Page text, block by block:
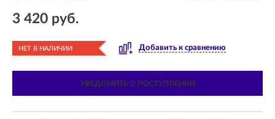
3 420 руб.
НЕТ В НАЛИЧИИ Добавить к сравнению
УВЕДОМИТЬ О ПОСТУПЛЕНИИ